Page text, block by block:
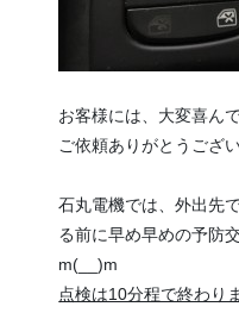
お客様には、大変喜ん
ご依頼ありがとうござ
石丸電機では、外出先
る前に早め早めの予防
m(__)m
点検は10分程で終わり